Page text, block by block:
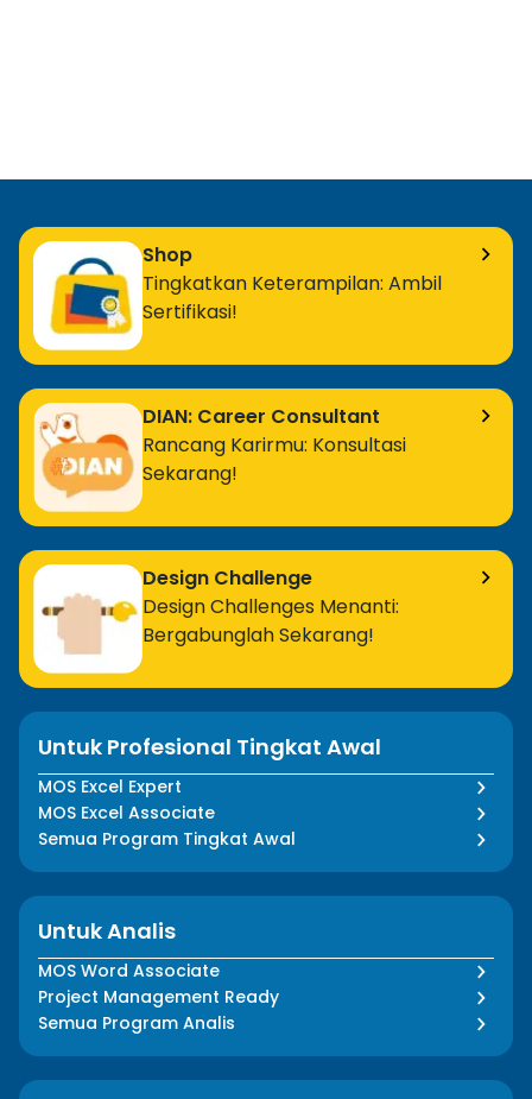
Shop
Tingkatkan Keterampilan: Ambil
Sertifikasi!
DIAN: Career Consultant
Rancang Karirmu: Konsultasi
Sekarang!
Design Challenge
Design Challenges Menanti:
Bergabunglah Sekarang!
Untuk Profesional Tingkat Awal
MOS Excel Expert
MOS Excel Associate
Semua Program Tingkat Awal
Untuk Analis
MOS Word Associate
Project Management Ready
Semua Program Analis